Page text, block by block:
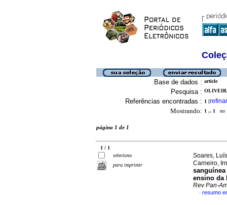
Base de dados : article
Pesquisa :
Referências encontradas : 1 [refinar
Mostrando: 1 .. 1 no
página 1 de 1
1 / 1
seleciona
para imprimir
Soares,
Carneiro,
ensino da
Rev Pan-
· resumo